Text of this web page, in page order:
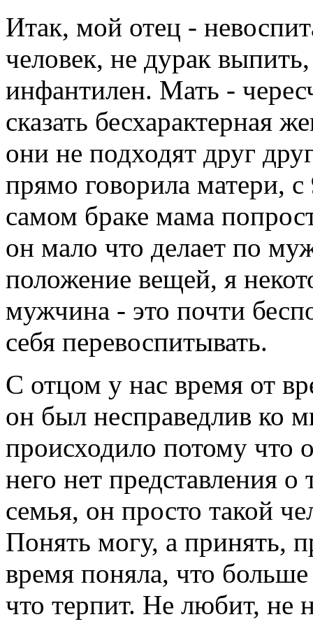
Итак, мой отец -
человек, не дурак
инфантилен. Мать -
сказать бесхарактерная
они не подходят друг
прямо говорила матери, с
самом браке мама
он мало что делает по
положение вещей, я
мужчина - это почти
себя перевоспитывать.
С отцом у нас время от
он был несправедлив ко
происходило потому что
него нет представления
семья, он просто такой
Понять могу, а принять,
время поняла, что
что терпит. Не любит, не